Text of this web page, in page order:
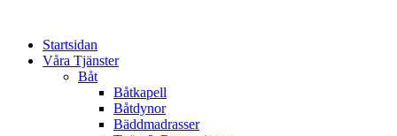
Startsidan
Våra Tjänster
Båt
Båtkapell
Båtdynor
Bäddmadrasser